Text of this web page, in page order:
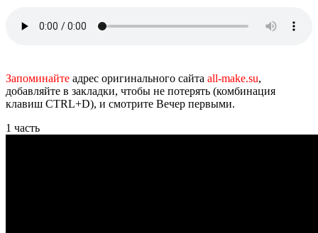
Запоминайте адрес оригинального сайта all-make.su,
добавляйте в закладки, чтобы не потерять (комбинация
клавиш CTRL+D), и смотрите Вечер первыми.
1 часть